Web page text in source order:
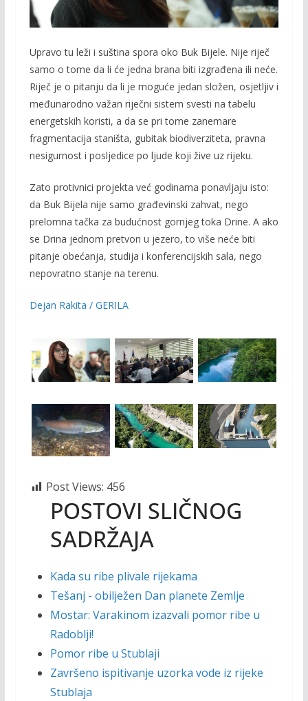
Upravo tu leži i suština spora oko Buk Bijele. Nije riječ
samo o tome da li će jedna brana biti izgrađena ili neće.
Riječ je o pitanju da li je moguće jedan složen, osjetljiv i
međunarodno važan riječni sistem svesti na tabelu
energetskih koristi, a da se pri tome zanemare
fragmentacija staništa, gubitak biodiverziteta, pravna
nesigurnost i posljedice po ljude koji žive uz rijeku.
Zato protivnici projekta već godinama ponavljaju isto:
da Buk Bijela nije samo građevinski zahvat, nego
prelomna tačka za budućnost gornjeg toka Drine. A ako
se Drina jednom pretvori u jezero, to više neće biti
pitanje obećanja, studija i konferencijskih sala, nego
nepovratno stanje na terenu.
Dejan Rakita / GERILA
Post Views: 456
POSTOVI SLIČNOG
SADRŽAJA
Kada su ribe plivale rijekama
Tešanj - obilježen Dan planete Zemlje
Mostar: Varakinom izazvali pomor ribe u
Radoblji!
Pomor ribe u Stublaji
Završeno ispitivanje uzorka vode iz rijeke
Stublaja